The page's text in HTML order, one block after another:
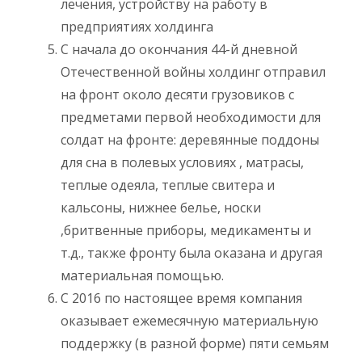
лечения, устройству на работу в
предприятиях холдинга
С начала до окончания 44-й дневной
Отечественной войны холдинг отправил
на фронт около десяти грузовиков с
предметами первой необходимости для
солдат на фронте: деревянные поддоны
для сна в полевых условиях , матрасы,
теплые одеяла, теплые свитера и
кальсоны, нижнее белье, носки
,бритвенные приборы, медикаменты и
т.д., также фронту была оказана и другая
материальная помощью.
С 2016 по настоящее время компания
оказывает ежемесячную материальную
поддержку (в разной форме) пяти семьям